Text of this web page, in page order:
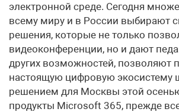
электронной среде. Сегодня
всему миру и в России выбирают
решения, которые не только
видеоконференции, но и дают
других возможностей, позволяют
настоящую цифровую экосистему
решением для Москвы этой
продукты Microsoft 365, прежде